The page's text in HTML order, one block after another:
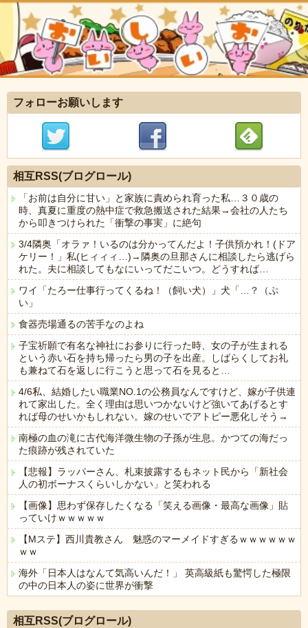
フォローお願いします
相互RSS(ブログロール)
「お前は自分に甘い」と家族に責められ育った私…３０歳の
時、真夏に重度の熱中症で救急搬送された結果→会社の人たち
から叩きつけられた「衝撃の事実」に絶句
3/4隣奥「オラァ！いるのは分かってんだよ！子供預かれ！(ドア
ケリー！」私(ヒィィィ…)→隣奥の旦那さんに相談したら逃げら
れた。夫に相談してもなにいってだこいつ。どうすれば…
ワイ「たろー仕事行ってくるね！（飼い犬）」犬「…？（ぷ
い」
食器売場通るの苦手なのよね
子宝祈願で有名な神社にお参りに行った時、女の子が生まれる
という赤い石を持ち帰ったら男の子を出産。しばらくしてお礼
も兼ねて石を返しに行こうと思って石を見ると…
4/6私、結婚したい職業NO.1の公務員なんですけど、嫁が子供連
れて家出した。全く理由は思いつかないけど強いてあげるとす
れば母のせいかもしれない。嫁のせいでアトピー悪化しそう→
南極の血の滝に古代海洋微生物の子孫が生息。かつての海だっ
た痕跡が残されていた
【悲報】ラッパーさん、札束披露するもネット民から「新社会
人の初ボーナスくらいしかない」と笑われる
【画像】思わず保存したくなる「笑える画像・最高な画像」貼
っていけｗｗｗｗｗ
【Mステ】西川貴教さん 魅惑のマーメイドすぎるｗｗｗｗｗｗ
ｗｗ
海外「日本人はなんて気高いんだ！」 英高級紙も驚愕した極限
の中の日本人の姿に世界が衝撃
相互RSS(ブログロール)